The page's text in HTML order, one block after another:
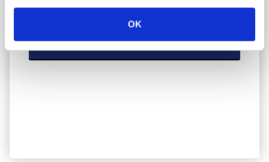
OK
Bewegungsspielraum zu verbessern.
Weiter zur Anleitung